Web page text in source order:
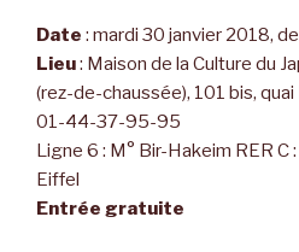
Date : mardi 30 janvier 2018,
Lieu: Maison de la Culture du
(rez-de-chaussée), 101 bis,
01-44-37-95-95
Ligne 6 : M° Bir-Hakeim RER C
Eiffel
Entrée gratuite